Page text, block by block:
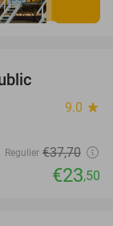
9.0 star
Regulier €37,70
€23,50